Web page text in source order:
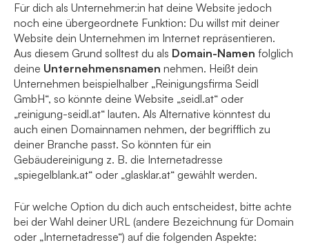
Für dich als Unternehmer:in hat deine Website jedoch
noch eine übergeordnete Funktion: Du willst mit deiner
Website dein Unternehmen im Internet repräsentieren.
Aus diesem Grund solltest du als Domain-Namen folglich
deine Unternehmensnamen nehmen. Heißt dein
Unternehmen beispielhalber „Reinigungsfirma Seidl
GmbH“, so könnte deine Website „seidl.at“ oder
„reinigung-seidl.at“ lauten. Als Alternative könntest du
auch einen Domainnamen nehmen, der begrifflich zu
deiner Branche passt. So könnten für ein
Gebäudereinigung z. B. die Internetadresse
„spiegelblank.at“ oder „glasklar.at“ gewählt werden.
Für welche Option du dich auch entscheidest, bitte achte
bei der Wahl deiner URL (andere Bezeichnung für Domain
oder „Internetadresse“) auf die folgenden Aspekte: